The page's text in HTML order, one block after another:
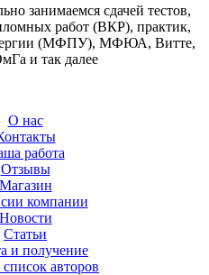
занимаемся сдачей тестов,
работ (ВКР), практик,
(МФПУ), МФЮА, Витте,
и так далее
О нас
работа
Отзывы
Магазин
компании
Новости
Статьи
и получение
авторов